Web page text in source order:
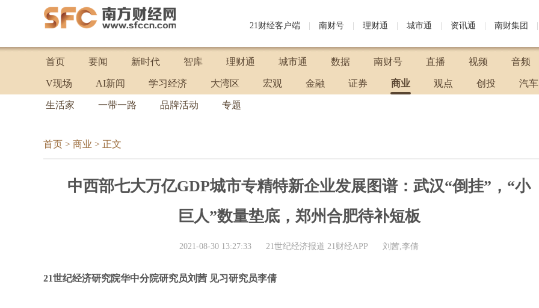
21财经客户端 南财号 理财通 城市通 资讯通 南财集团
首页 要闻 新时代 智库 理财通 城市通 数据 南财号 直播 视频 音频
V现场 AI新闻 学习经济 大湾区 宏观 金融 证券 商业 观点 创投 汽车
生活家 一带一路 品牌活动 专题
首页 > 商业 > 正文
中西部七大万亿GDP城市专精特新企业发展图谱：武汉“倒挂”，“小
巨人”数量垫底，郑州合肥待补短板
2021-08-30 13:27:33 21世纪经济报道 21财经APP 刘茜,李倩
21世纪经济研究院华中分院研究员刘茜 见习研究员李倩